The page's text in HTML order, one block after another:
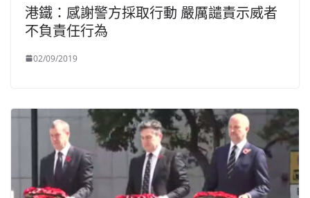
港鐵：感謝警方採取行動 嚴厲譴責示威者
不負責任行為
02/09/2019